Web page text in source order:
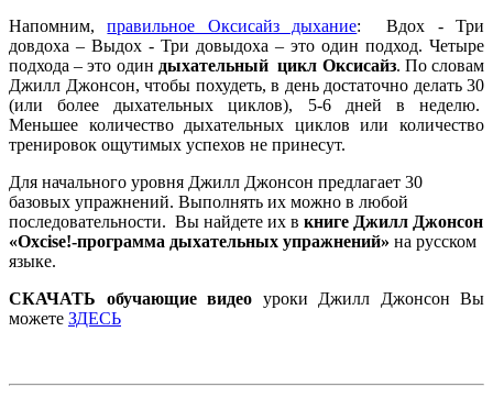
Напомним,правильное Оксисайз дыхание: Вдох - Три
довдоха – Выдох - Три довыдоха – это один подход. Четыре
подхода – это один дыхательный цикл Оксисайз. По словам
Джилл Джонсон, чтобы похудеть, в день достаточно делать 30
(или более дыхательных циклов), 5-6 дней в неделю.
Меньшее количество дыхательных циклов или количество
тренировок ощутимых успехов не принесут.
Для начального уровня Джилл Джонсон предлагает 30
базовых упражнений. Выполнять их можно в любой
последовательности. Вы найдете их в книге Джилл Джонсон
«Oxcise!-программа дыхательных упражнений» на русском
языке.
СКАЧАТЬ обучающие видео уроки Джилл Джонсон Вы
можете ЗДЕСЬ